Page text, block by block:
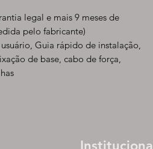
legal e mais 9 meses de
pelo fabricante)
Guia rápido de instalação,
de base, cabo de força,
Institucional